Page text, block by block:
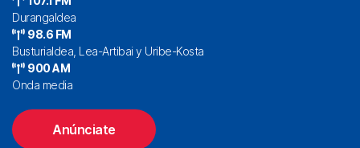
Durangaldea
98.6 FM
Busturialdea, Lea-Artibai y Uribe-Kosta
900 AM
Onda media
Anúnciate